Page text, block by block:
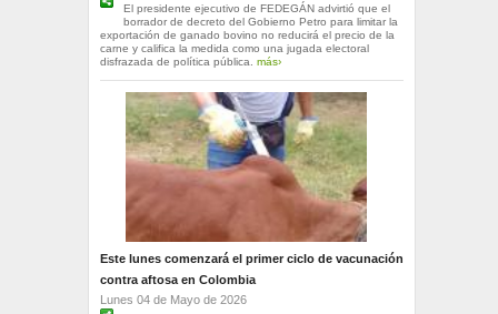
El presidente ejecutivo de FEDEGÁN advirtió que el
borrador de decreto del Gobierno Petro para limitar la
exportación de ganado bovino no reducirá el precio de la
carne y califica la medida como una jugada electoral
disfrazada de política pública. más›
Este lunes comenzará el primer ciclo de vacunación
contra aftosa en Colombia
Lunes 04 de Mayo de 2026